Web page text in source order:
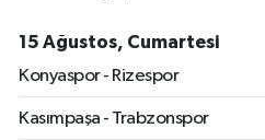
15 Ağustos, Cumartesi
Konyaspor - Rizespor
Kasımpaşa - Trabzonspor